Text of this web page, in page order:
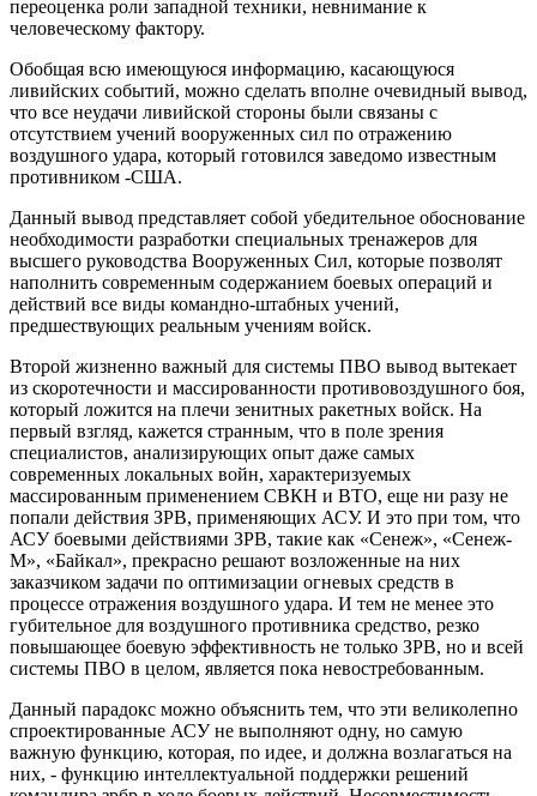
переоценка роли западной техники, невнимание к
человеческому фактору.
Обобщая всю имеющуюся информацию, касающуюся
ливийских событий, можно сделать вполне очевидный вывод,
что все неудачи ливийской стороны были связаны с
отсутствием учений вооруженных сил по отражению
воздушного удара, который готовился заведомо известным
противником -США.
Данный вывод представляет собой убедительное обоснование
необходимости разработки специальных тренажеров для
высшего руководства Вооруженных Сил, которые позволят
наполнить современным содержанием боевых операций и
действий все виды командно-штабных учений,
предшествующих реальным учениям войск.
Второй жизненно важный для системы ПВО вывод вытекает
из скоротечности и массированности противовоздушного боя,
который ложится на плечи зенитных ракетных войск. На
первый взгляд, кажется странным, что в поле зрения
специалистов, анализирующих опыт даже самых
современных локальных войн, характеризуемых
массированным применением СВКН и ВТО, еще ни разу не
попали действия ЗРВ, применяющих АСУ. И это при том, что
АСУ боевыми действиями ЗРВ, такие как «Сенеж», «Сенеж-
М», «Байкал», прекрасно решают возложенные на них
заказчиком задачи по оптимизации огневых средств в
процессе отражения воздушного удара. И тем не менее это
губительное для воздушного противника средство, резко
повышающее боевую эффективность не только ЗРВ, но и всей
системы ПВО в целом, является пока невостребованным.
Данный парадокс можно объяснить тем, что эти великолепно
спроектированные АСУ не выполняют одну, но самую
важную функцию, которая, по идее, и должна возлагаться на
них, - функцию интеллектуальной поддержки решений